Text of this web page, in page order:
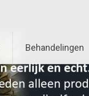
Behandelingen